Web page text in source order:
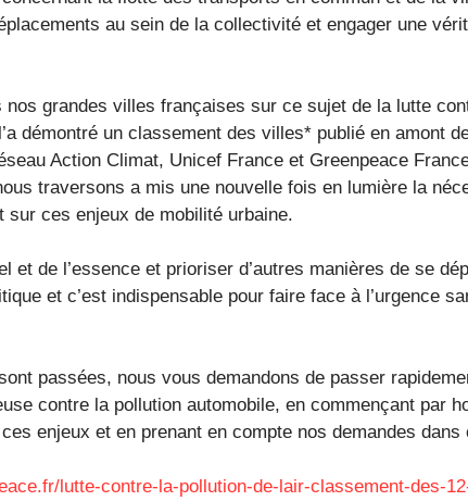
au sein de la collectivité et engager une
nos grandes villes françaises sur ce sujet de la lutte
démontré un classement des villes* publié en amont
Action Climat, Unicef France et Greenpeace
traversons a mis une nouvelle fois en lumière la
sur ces enjeux de mobilité urbaine.
et de l’essence et prioriser d’autres manières de se
et c’est indispensable pour faire face à l’urgence
passées, nous vous demandons de passer
contre la pollution automobile, en commençant par
enjeux et en prenant en compte nos demandes dans
lutte-contre-la-pollution-de-lair-classement-des-